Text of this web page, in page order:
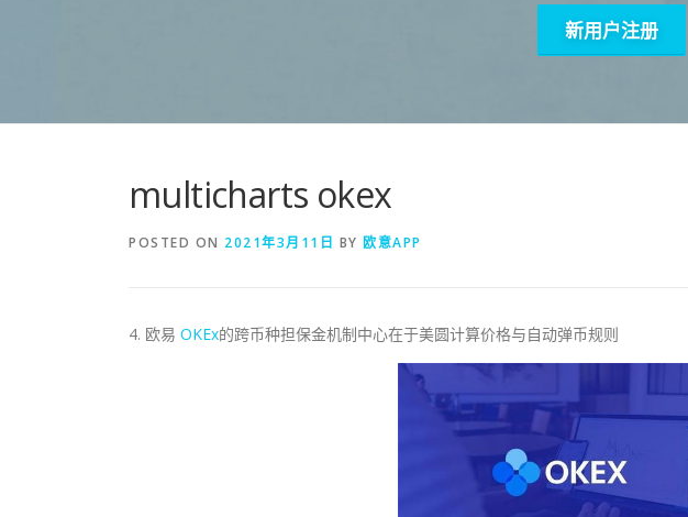
新用户注册
multicharts okex
POSTED ON 2021年3月11日 BY 欧意APP
4. 欧易 OKEx的跨币种担保金机制中心在于美圆计算价格与自动弹币规则